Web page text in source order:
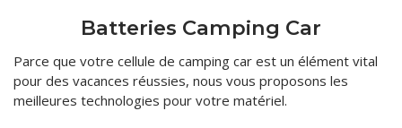
:
Accueil
Batteries Camping Car
Parce que votre cellule de camping car est un élément vital
pour des vacances réussies, nous vous proposons les
meilleures technologies pour votre matériel.